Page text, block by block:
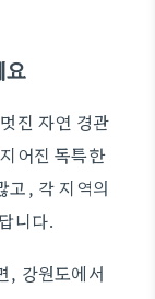
요
진 자연 경관
어진 독특한
고, 각 지역의
니다.
, 강원도에서